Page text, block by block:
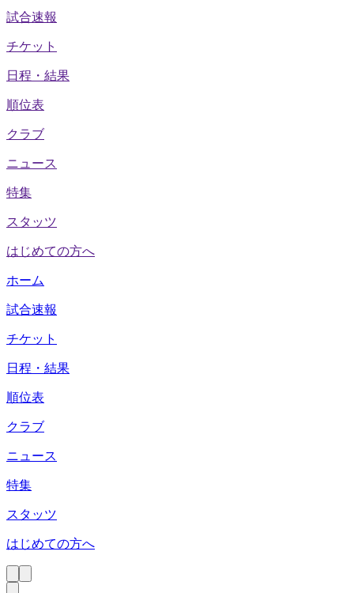
試合速報
チケット
日程・結果
順位表
クラブ
ニュース
特集
スタッツ
はじめての方へ
ホーム
試合速報
チケット
日程・結果
順位表
クラブ
ニュース
特集
スタッツ
はじめての方へ